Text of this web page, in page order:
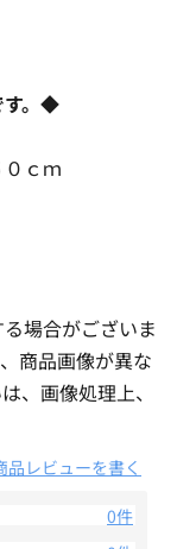
す。◆
ｃｍ
場合がございま
商品画像が異な
、画像処理上、
品レビューを書く
0件